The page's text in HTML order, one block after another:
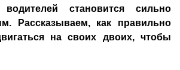
становится сильно
Рассказываем, как правильно
на своих двоих, чтобы